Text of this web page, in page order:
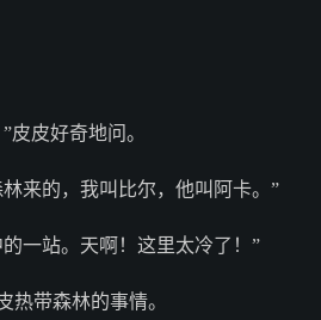
皮皮好奇地问。
来的，我叫比尔，他叫阿卡。”
一站。天啊！这里太冷了！”
热带森林的事情。